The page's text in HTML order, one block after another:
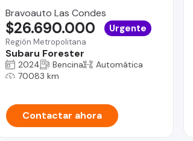
Bravoauto Las Condes
Región Metropolitana
Subaru Forester
$26.690.000 Urgente
2024 Bencina
Automática
70083 km
Contactar ahora